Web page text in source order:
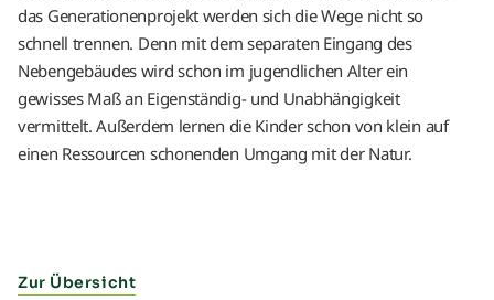
das Generationenprojekt werden sich die Wege nicht so
schnell trennen. Denn mit dem separaten Eingang des
Nebengebäudes wird schon im jugendlichen Alter ein
gewisses Maß an Eigenständig- und Unabhängigkeit
vermittelt. Außerdem lernen die Kinder schon von klein auf
einen Ressourcen schonenden Umgang mit der Natur.
Zur Übersicht